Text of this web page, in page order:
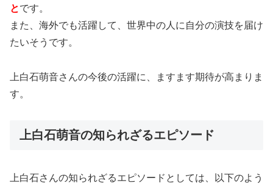
とです。
また、海外でも活躍して、世界中の人に自分の演技を届け
たいそうです。
上白石萌音さんの今後の活躍に、ますます期待が高まりま
す。
上白石萌音の知られざるエピソード
上白石さんの知られざるエピソードとしては、以下のよう